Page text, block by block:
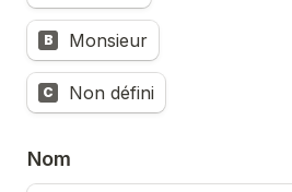
B Monsieur
C Non défini
Nom